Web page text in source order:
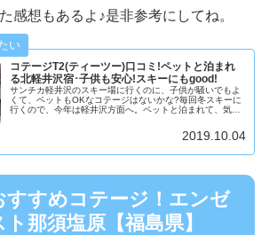
感想もあるよ♪是非参考にしてね。
コテージT2(ティーツー)口コミ!ペットと泊まれ
る北軽井沢宿･子供も安心!スキーにもgood!
サンチカ軽井沢のスキー場に行くのに、子供が騒いでもよ
くて、ペットもOKなコテージはないかな?毎回冬スキーに
行くので、今年は軽井沢方面へ。ペットと泊まれて、気兼
2019.10.04
すすめコテージ！エンゼ
那須塩原【福島県】